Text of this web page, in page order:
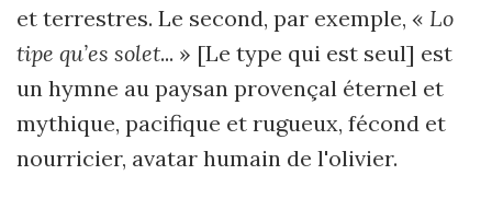
et terrestres. Le second, par exemple, « Lo
tipe qu’es solet... » [Le type qui est seul] est
un hymne au paysan provençal éternel et
mythique, pacifique et rugueux, fécond et
nourricier, avatar humain de l'olivier.